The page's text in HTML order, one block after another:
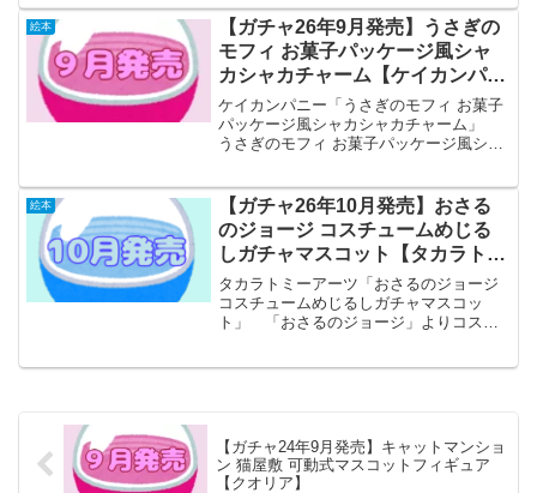
絵本
【ガチャ26年9月発売】うさぎの
モフィ お菓子パッケージ風シャ
カシャカチャーム【ケイカンパニ
ー】
ケイカンパニー「うさぎのモフィ お菓子
パッケージ風シャカシャカチャーム」
うさぎのモフィ お菓子パッケージ風シャ
フィ お菓子パッケージ風シャカシャカチ
ャーム」...
絵本
【ガチャ26年10月発売】おさる
のジョージ コスチュームめじる
しガチャマスコット【タカラトミ
ーアーツ】
タカラトミーアーツ「おさるのジョージ
コスチュームめじるしガチャマスコッ
ト」 「おさるのジョージ」よりコスチ
【ガチャ24年9月発売】キャットマンショ
ン 猫屋敷 可動式マスコットフィギュア
【クオリア】